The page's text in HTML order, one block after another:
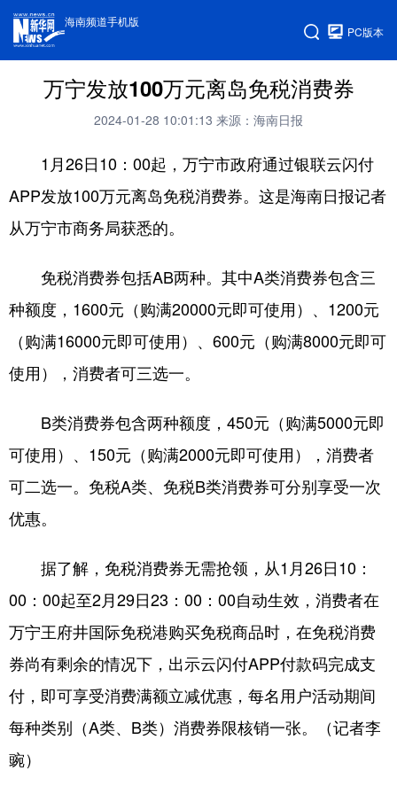
海南频道手机版
PC版本
万宁发放100万元离岛免税消费券
2024-01-28 10:01:13 来源：海南日报
1月26日10：00起，万宁市政府通过银联云闪付
APP发放100万元离岛免税消费券。这是海南日报记者
从万宁市商务局获悉的。
免税消费券包括AB两种。其中A类消费券包含三
种额度，1600元（购满20000元即可使用）、1200元
（购满16000元即可使用）、600元（购满8000元即可
使用），消费者可三选一。
B类消费券包含两种额度，450元（购满5000元即
可使用）、150元（购满2000元即可使用），消费者
可二选一。免税A类、免税B类消费券可分别享受一次
优惠。
据了解，免税消费券无需抢领，从1月26日10：
00：00起至2月29日23：00：00自动生效，消费者在
万宁王府井国际免税港购买免税商品时，在免税消费
券尚有剩余的情况下，出示云闪付APP付款码完成支
付，即可享受消费满额立减优惠，每名用户活动期间
每种类别（A类、B类）消费券限核销一张。（记者李
豌）